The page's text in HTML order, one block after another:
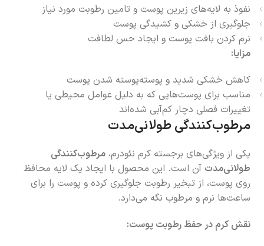
نفوذ به لایه‌های زیرین پوست و تامین رطوبت مورد نیاز
جلوگیری از خشکی و کشیدگی پوست
نرم کردن بافت پوست و ایجاد حس لطافت
مزایا:
کاهش خشکی شدید و پوسته‌پوسته شدن پوست
مناسب برای پوست‌هایی که به دلیل عوامل محیطی یا
تغییرات فصلی دچار کم‌آبی شده‌اند
مرطوب‌کنندگی طولانی‌مدت
یکی از ویژگی‌های برجسته کرم نئودرم،مرطوب‌کنندگی
طولانی‌مدت آن است. این محصول با ایجاد یک لایه محافظ
روی پوست، از تبخیر رطوبت جلوگیری کرده و پوست را برای
ساعت‌ها نرم و مرطوب نگه می‌دارد.
نقش کرم در حفظ رطوبت پوست: